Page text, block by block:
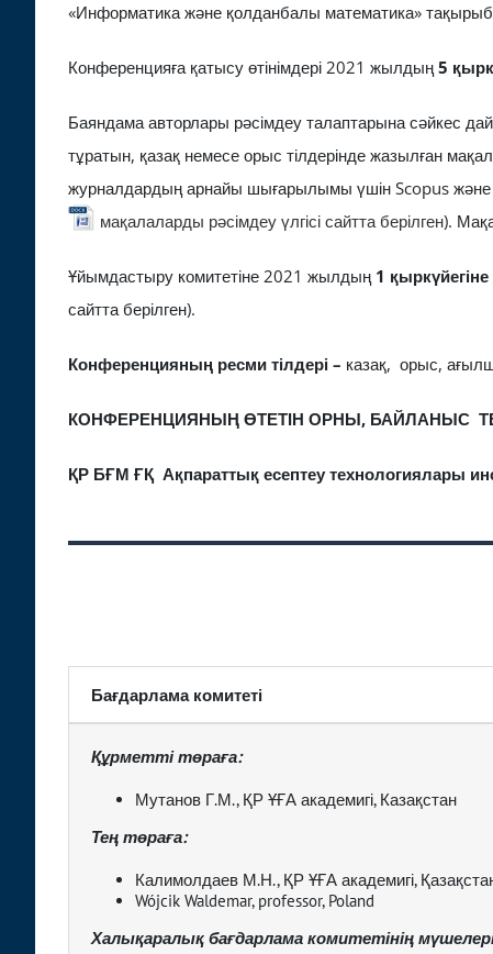
«Информатика және қолданбалы математика»
Конференцияға қатысу өтінімдері 2021 жылдың5
Баяндама авторлары рәсімдеу талаптарына сәйкес
тұратын, қазақ немесе орыс тілдерінде жазылған
журналдардың арнайы шығарылымы үшін Scopus және
мақалаларды рәсімдеу үлгісі сайтта берілген).
Ұйымдастыру комитетіне 2021 жылдың 1 қыркүйегіне
сайтта берілген).
Конференцияның ресми тілдері – казақ, орыс,
КОНФЕРЕНЦИЯНЫҢ ӨТЕТІН ОРНЫ, БАЙЛАНЫС
ҚР БҒМ ҒҚ Ақпараттық есептеу технологиялары
Бағдарлама комитеті
Құрметті төраға:
Мутанов Г.М., ҚР ҰҒА академигі, Казақстан
Тең төраға:
Калимолдаев М.Н., ҚР ҰҒА академигі,
Wójcik Waldemar, professor, Poland
Халықаралық бағдарлама комитетінің